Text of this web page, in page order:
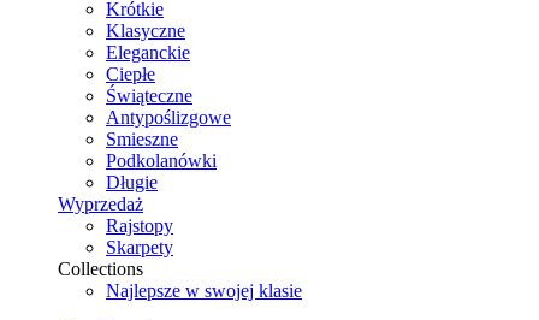
Krótkie
Klasyczne
Eleganckie
Ciepłe
Świąteczne
Antypoślizgowe
Smieszne
Podkolanówki
Długie
Wyprzedaż
Rajstopy
Skarpety
Collections
Najlepsze w swojej klasie